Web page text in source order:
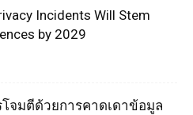
Incidents Will Stem
by 2029
จมตีด้วยการคาดเดาข้อมูล